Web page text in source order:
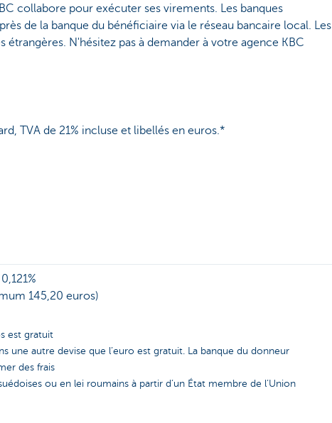
collabore pour exécuter ses virements. Les banques
de la banque du bénéficiaire via le réseau bancaire local. Les
N'hésitez pas à demander à votre agence KBC
TVA de 21% incluse et libellés en euros.*
145,20 euros)
est gratuit
une autre devise que l’euro est gratuit. La banque du donneur
des frais
ou en lei roumains à partir d’un État membre de l’Union